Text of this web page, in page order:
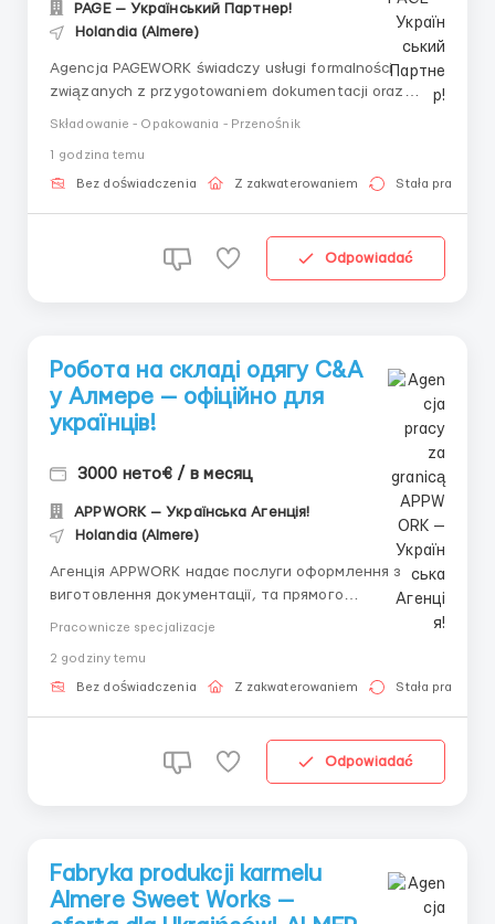
PAGE — Український Партнер!
Holandia (Almere)
Agencja PAGEWORK świadczy usługi formalności
związanych z przygotowaniem dokumentacji oraz
bezpośredniego zatrudnienia u pracodawcy dla
oferty: Główny Rekruter: Witalij Szewczenko Telefon
do konsultacji / doboru ofert: &nb...
Składowanie - Opakowania - Przenośnik
1 godzina temu
Bez doświadczenia Z zakwaterowaniem Stała praca
Odpowiadać
Робота на складі одягу C&A
у Алмере — офіційно для
українців!
3000 нето€ / в месяц
APPWORK — Українська Агенція!
Holandia (Almere)
Агенція APPWORK надає послуги оформлення з
виготовлення документації, та прямого
онлайн: Спеціаліст: Денис Бойко Телефон для
консультацій \ для підбору вакансій: +48 889 248
Pracownicze specjalizacje
2 godziny temu
Bez doświadczenia Z zakwaterowaniem Stała praca
Odpowiadać
Fabryka produkcji karmelu
Almere Sweet Works —